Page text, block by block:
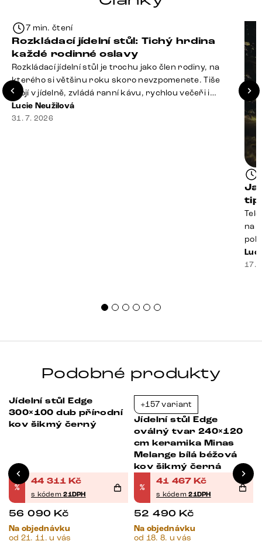
7 min. čtení
Rozkládací jídelní stůl: Tichý hrdina
každé rodinné oslavy
Rozkládací jídelní stůl je trochu jako člen rodiny, na
kterého si většinu roku skoro nevzpomenete. Tiše
stojí v jídelně, zvládá ranní kávu, rychlou večeři i
hromadu dopisů, které je potřeba „někdy vyřídit“. Pak
ale přijdou Vánoce, narozeniny nebo zpráva: „Stavíme
Lucie Neužilová
31. 7. 2026
na
17.
Podobné produkty
Jídelní stůl Edge
300×100 dub přírodní
kov šikmý černý
%
44 311 Kč
s kódem21DPH
56 090 Kč
Na objednávku
od 21. 11. u vás
+157 variant
Jídelní stůl Edge
oválný tvar 240×120
cm keramika Minas
Melange bílá béžová
kov šikmý černá
%
41 467 Kč
s kódem21DPH
52 490 Kč
Na objednávku
od 18. 8. u vás